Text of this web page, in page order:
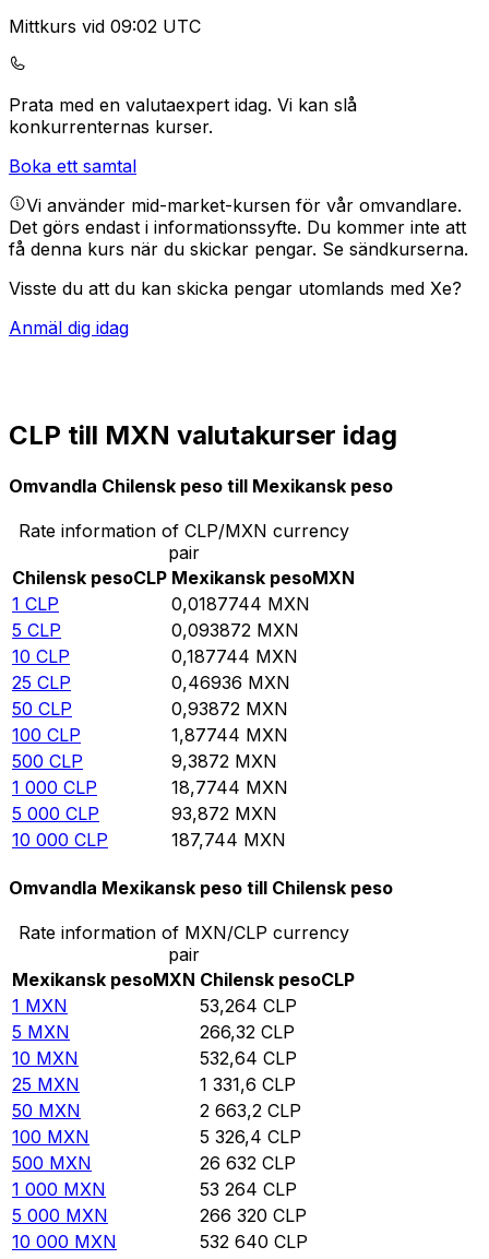
Mittkurs vid 09:02 UTC
Prata med en valutaexpert idag. Vi kan slå
konkurrenternas kurser.
Boka ett samtal
Vi använder mid-market-kursen för vår omvandlare.
Det görs endast i informationssyfte. Du kommer inte att
få denna kurs när du skickar pengar. Se sändkurserna.
Visste du att du kan skicka pengar utomlands med Xe?
Anmäl dig idag
CLP till MXN valutakurser idag
Omvandla Chilensk peso till Mexikansk peso
Rate information of CLP/MXN currency
pair
Chilensk pesoCLP Mexikansk pesoMXN
1 CLP 0,0187744 MXN
5 CLP 0,093872 MXN
10 CLP 0,187744 MXN
25 CLP 0,46936 MXN
50 CLP 0,93872 MXN
100 CLP 1,87744 MXN
500 CLP 9,3872 MXN
1 000 CLP 18,7744 MXN
5 000 CLP 93,872 MXN
10 000 CLP 187,744 MXN
Omvandla Mexikansk peso till Chilensk peso
Rate information of MXN/CLP currency
pair
Mexikansk pesoMXN Chilensk pesoCLP
1 MXN 53,264 CLP
5 MXN 266,32 CLP
10 MXN 532,64 CLP
25 MXN 1 331,6 CLP
50 MXN 2 663,2 CLP
100 MXN 5 326,4 CLP
500 MXN 26 632 CLP
1 000 MXN 53 264 CLP
5 000 MXN 266 320 CLP
10 000 MXN 532 640 CLP